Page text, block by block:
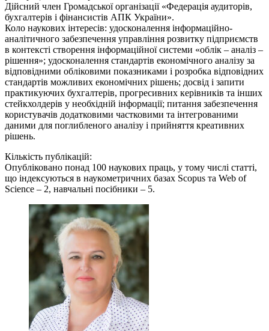
Дійсний член Громадської організації «Федерація аудиторів,
бухгалтерів і фінансистів АПК України».
Коло наукових інтересів: удосконалення інформаційно-
аналітичного забезпечення управління розвитку підприємств
в контексті створення інформаційної системи «облік – аналіз –
рішення»; удосконалення стандартів економічного аналізу за
відповідними обліковими показниками і розробка відповідних
стандартів можливих економічних рішень; досвід і запити
практикуючих бухгалтерів, прогресивних керівників та інших
стейкхолдерів у необхідній інформації; питання забезпечення
користувачів додатковими частковими та інтегрованими
даними для поглибленого аналізу і прийняття креативних
рішень.
Кількість публікацій:
Опубліковано понад 100 наукових праць, у тому числі статті,
що індексуються в наукометричних базах Scopus та Web of
Science – 2, навчальні посібники – 5.